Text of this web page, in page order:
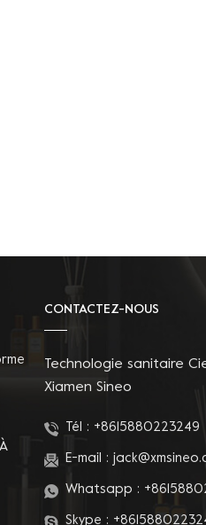
CONTACTEZ-NOUS
Technologie sanitaire
Xiamen Sineo
Tél : +8615880223249
E-mail :
Whatsapp :
Skype :